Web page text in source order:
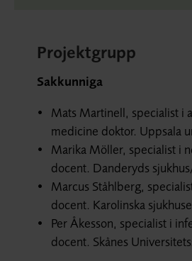
Projektgrupp
Sakkunniga
Mats Martinell, specialist i
medicine doktor. Uppsala
Marika Möller, specialist i
docent. Danderyds
Marcus Ståhlberg,
docent. Karolinska
Per Åkesson, specialist i
docent. Skånes